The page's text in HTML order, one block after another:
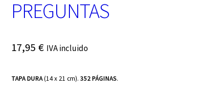
PREGUNTAS
17,95 € IVA incluido
TAPA DURA(14 x 21 cm). 352 PÁGINAS.